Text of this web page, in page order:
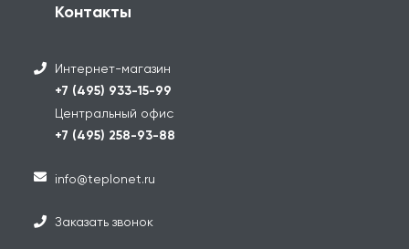
Контакты
Интернет-магазин
+7 (495) 933-15-99
Центральный офис
+7 (495) 258-93-88
info@teplonet.ru
Заказать звонок